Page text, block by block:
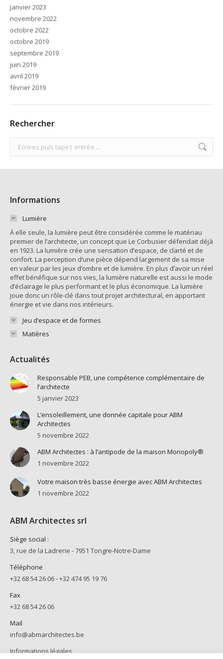
janvier 2023
novembre 2022
octobre 2022
octobre 2019
septembre 2019
juin 2019
avril 2019
février 2019
Rechercher
Informations
Lumière
À elle seule, la lumière peut être considérée comme le matériau
premier de l’architecte, un concept que Le Corbusier défendait déjà
en 1923. La lumière crée une sensation d’espace, de clarté et de
confort. La perception d’une pièce dépend largement de sa mise
en valeur par les jeux d’ombre et de lumière. En plus d’avoir un réel
effet bénéfique sur nos vies, la lumière naturelle est aussi le mode
d’éclairage le plus performant et le plus économique. La lumière
joue donc un rôle-clé dans tout projet architectural, en apportant
énergie et vie dans nos intérieurs.
Jeu d’espace et de formes
Matières
Actualités
Responsable PEB, une compétence complémentaire de
l’architecte
5 janvier 2023
L’ensoleillement, une donnée capitale pour ABM
Architectes
5 novembre 2022
ABM Architectes : à l’antipode de la maison Monopoly®
1 novembre 2022
Votre maison très basse énergie avec ABM Architectes
1 novembre 2022
ABM Architectes srl
Siège social :
3, rue de la Ladrerie - 7951 Tongre-Notre-Dame
Téléphone
+32 68 54 26 06 - +32 474 95 19 76
Fax
+32 68 54 26 06
Mail
info@abmarchitectes.be
Informations légales